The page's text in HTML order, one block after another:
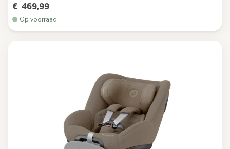
€ 469,99
Op voorraad